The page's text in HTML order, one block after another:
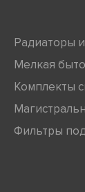
Радиаторы
Мелкая
Комплекты
Фильтры